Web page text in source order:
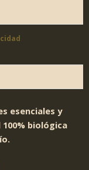
esenciales y
biológica